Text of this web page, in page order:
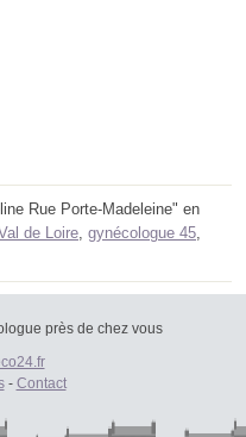
Rue Porte-Madeleine" en
de Loire, gynécologue 45,
près de chez vous
- Contact